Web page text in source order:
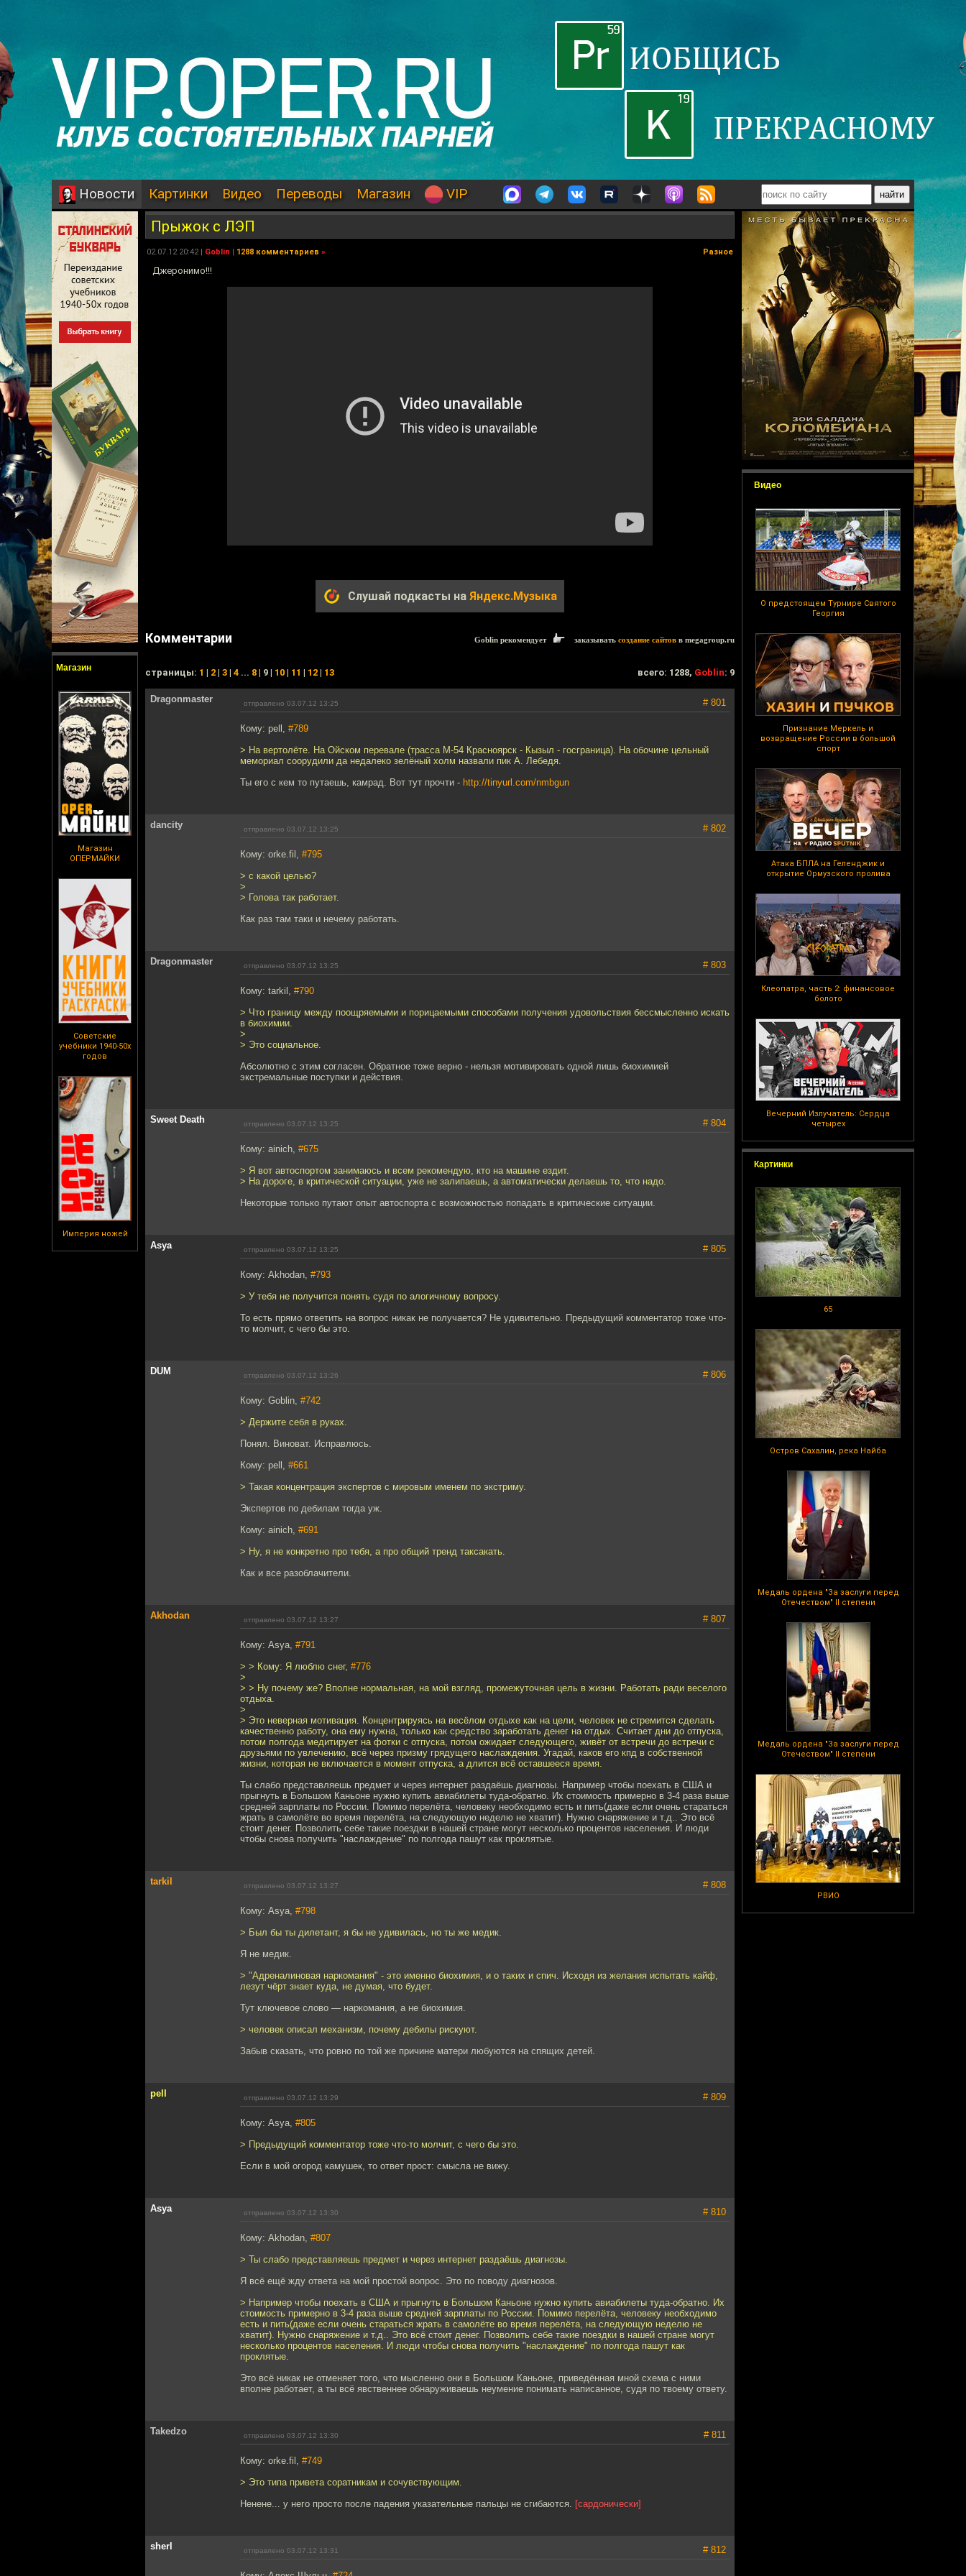
Новости Картинки Видео Переводы Магазин VIP
Магазин
Магазин
ОПЕРМАЙКИ
Советские
учебники 1940-50х
годов
Империя ножей
Видео
О предстоящем Турнире Святого
Георгия
Признание Меркель и
возвращение России в большой
спорт
Атака БПЛА на Геленджик и
открытие Ормузского пролива
Клеопатра, часть 2: финансовое
болото
Вечерний Излучатель: Сердца
четырех
Картинки
65
Остров Сахалин, река Найба
Медаль ордена "За заслуги перед
Отечеством" II степени
Медаль ордена "За заслуги перед
Отечеством" II степени
РВИО
Прыжок с ЛЭП
02.07.12 20:42 | Goblin | 1288 комментариев » Разное
Джеронимо!!!
Слушай подкасты на Яндекс.Музыка
Комментарии Goblin рекомендует заказывать создание сайтов в megagroup.ru
cтраницы: 1 | 2 | 3 | 4 ... 8 | 9 | 10 | 11 | 12 | 13 всего: 1288, Goblin: 9
Dragonmaster отправлено 03.07.12 13:25 # 801
Кому: pell, #789
> На вертолёте. На Ойском перевале (трасса М-54 Красноярск - Кызыл - госграница). На обочине цельный
мемориал соорудили да недалеко зелёный холм назвали пик А. Лебедя.
Ты его с кем то путаешь, камрад. Вот тут прочти - http://tinyurl.com/nmbgun
dancity отправлено 03.07.12 13:25 # 802
Кому: orke.fil, #795
> с какой целью?
>
> Голова так работает.
Как раз там таки и нечему работать.
Dragonmaster отправлено 03.07.12 13:25 # 803
Кому: tarkil, #790
> Что границу между поощряемыми и порицаемыми способами получения удовольствия бессмысленно искать
в биохимии.
>
> Это социальное.
Абсолютно с этим согласен. Обратное тоже верно - нельзя мотивировать одной лишь биохимией
экстремальные поступки и действия.
Sweet Death отправлено 03.07.12 13:25 # 804
Кому: ainich, #675
> Я вот автоспортом занимаюсь и всем рекомендую, кто на машине ездит.
> На дороге, в критической ситуации, уже не залипаешь, а автоматически делаешь то, что надо.
Некоторые только путают опыт автоспорта с возможностью попадать в критические ситуации.
Asya отправлено 03.07.12 13:25 # 805
Кому: Akhodan, #793
> У тебя не получится понять судя по алогичному вопросу.
То есть прямо ответить на вопрос никак не получается? Не удивительно. Предыдущий комментатор тоже что-
то молчит, с чего бы это.
DUM отправлено 03.07.12 13:26 # 806
Кому: Goblin, #742
> Держите себя в руках.
Понял. Виноват. Исправлюсь.
Кому: pell, #661
> Такая концентрация экспертов с мировым именем по экстриму.
Экспертов по дебилам тогда уж.
Кому: ainich, #691
> Ну, я не конкретно про тебя, а про общий тренд таксакать.
Как и все разоблачители.
Akhodan отправлено 03.07.12 13:27 # 807
Кому: Asya, #791
> > Кому: Я люблю снег, #776
>
> > Ну почему же? Вполне нормальная, на мой взгляд, промежуточная цель в жизни. Работать ради веселого
отдыха.
>
> Это неверная мотивация. Концентрируясь на весёлом отдыхе как на цели, человек не стремится сделать
качественно работу, она ему нужна, только как средство заработать денег на отдых. Считает дни до отпуска,
потом полгода медитирует на фотки с отпуска, потом ожидает следующего, живёт от встречи до встречи с
друзьями по увлечению, всё через призму грядущего наслаждения. Угадай, каков его кпд в собственной
жизни, которая не включается в момент отпуска, а длится всё оставшееся время.
Ты слабо представляешь предмет и через интернет раздаёшь диагнозы. Например чтобы поехать в США и
прыгнуть в Большом Каньоне нужно купить авиабилеты туда-обратно. Их стоимость примерно в 3-4 раза выше
средней зарплаты по России. Помимо перелёта, человеку необходимо есть и пить(даже если очень стараться
жрать в самолёте во время перелёта, на следующую неделю не хватит). Нужно снаряжение и т.д.. Это всё
стоит денег. Позволить себе такие поездки в нашей стране могут несколько процентов населения. И люди
чтобы снова получить "наслаждение" по полгода пашут как проклятые.
tarkil отправлено 03.07.12 13:27 # 808
Кому: Asya, #798
> Был бы ты дилетант, я бы не удивилась, но ты же медик.
Я не медик.
> "Адреналиновая наркомания" - это именно биохимия, и о таких и спич. Исходя из желания испытать кайф,
лезут чёрт знает куда, не думая, что будет.
Тут ключевое слово — наркомания, а не биохимия.
> человек описал механизм, почему дебилы рискуют.
Забыв сказать, что ровно по той же причине матери любуются на спящих детей.
pell отправлено 03.07.12 13:29 # 809
Кому: Asya, #805
> Предыдущий комментатор тоже что-то молчит, с чего бы это.
Если в мой огород камушек, то ответ прост: смысла не вижу.
Asya отправлено 03.07.12 13:30 # 810
Кому: Akhodan, #807
> Ты слабо представляешь предмет и через интернет раздаёшь диагнозы.
Я всё ещё жду ответа на мой простой вопрос. Это по поводу диагнозов.
> Например чтобы поехать в США и прыгнуть в Большом Каньоне нужно купить авиабилеты туда-обратно. Их
стоимость примерно в 3-4 раза выше средней зарплаты по России. Помимо перелёта, человеку необходимо
есть и пить(даже если очень стараться жрать в самолёте во время перелёта, на следующую неделю не
хватит). Нужно снаряжение и т.д.. Это всё стоит денег. Позволить себе такие поездки в нашей стране могут
несколько процентов населения. И люди чтобы снова получить "наслаждение" по полгода пашут как
проклятые.
Это всё никак не отменяет того, что мысленно они в Большом Каньоне, приведённая мной схема с ними
вполне работает, а ты всё явственнее обнаруживаешь неумение понимать написанное, судя по твоему ответу.
Takedzo отправлено 03.07.12 13:30 # 811
Кому: orke.fil, #749
> Это типа привета соратникам и сочувствующим.
Ненене... у него просто после падения указательные пальцы не сгибаются. [сардонически]
sherl отправлено 03.07.12 13:31 # 812